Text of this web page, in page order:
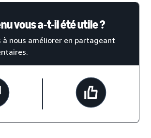
vous a-t-il été utile ?
à nous améliorer en partageant